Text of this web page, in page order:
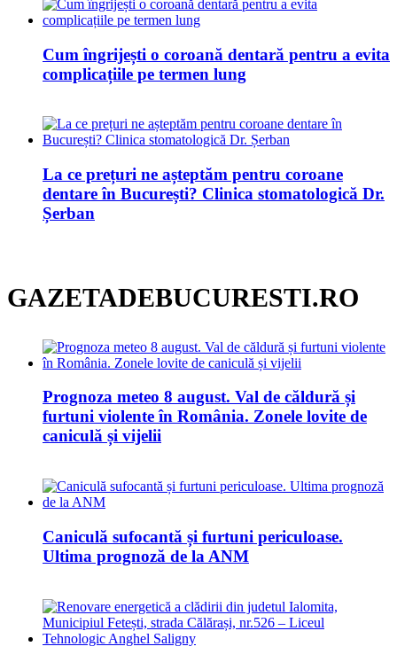
Cum îngrijești o coroană dentară pentru a evita
complicațiile pe termen lung
La ce prețuri ne așteptăm pentru coroane
dentare în București? Clinica stomatologică Dr.
Șerban
GAZETADEBUCURESTI.RO
Prognoza meteo 8 august. Val de căldură și
furtuni violente în România. Zonele lovite de
caniculă și vijelii
Caniculă sufocantă și furtuni periculoase.
Ultima prognoză de la ANM